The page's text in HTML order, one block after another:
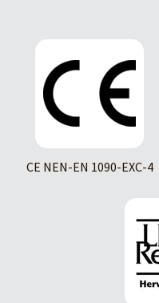
CE NEN-EN 1090-EXC-4